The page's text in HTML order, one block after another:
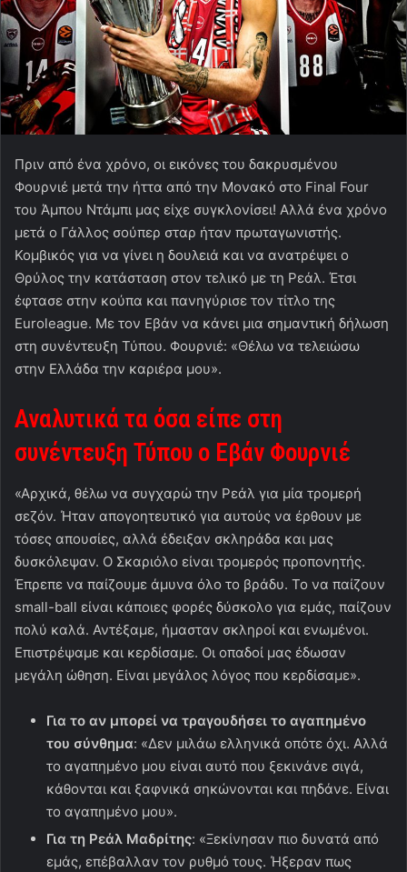
Πριν από ένα χρόνο, οι εικόνες του δακρυσμένου
Φουρνιέ μετά την ήττα από την Μονακό στο Final Four
του Άμπου Ντάμπι μας είχε συγκλονίσει! Αλλά ένα χρόνο
μετά ο Γάλλος σούπερ σταρ ήταν πρωταγωνιστής.
Κομβικός για να γίνει η δουλειά και να ανατρέψει ο
Θρύλος την κατάσταση στον τελικό με τη Ρεάλ. Έτσι
έφτασε στην κούπα και πανηγύρισε τον τίτλο της
Euroleague. Με τον Εβάν να κάνει μια σημαντική δήλωση
στη συνέντευξη Τύπου. Φουρνιέ: «Θέλω να τελειώσω
στην Ελλάδα την καριέρα μου».
Αναλυτικά τα όσα είπε στη
συνέντευξη Τύπου ο Εβάν Φουρνιέ
«Αρχικά, θέλω να συγχαρώ την Ρεάλ για μία τρομερή
σεζόν. Ήταν απογοητευτικό για αυτούς να έρθουν με
τόσες απουσίες, αλλά έδειξαν σκληράδα και μας
δυσκόλεψαν. Ο Σκαριόλο είναι τρομερός προπονητής.
Έπρεπε να παίζουμε άμυνα όλο το βράδυ. Το να παίζουν
small-ball είναι κάποιες φορές δύσκολο για εμάς, παίζουν
πολύ καλά. Αντέξαμε, ήμασταν σκληροί και ενωμένοι.
Επιστρέψαμε και κερδίσαμε. Οι οπαδοί μας έδωσαν
μεγάλη ώθηση. Είναι μεγάλος λόγος που κερδίσαμε».
Για το αν μπορεί να τραγουδήσει το αγαπημένο
του σύνθημα: «Δεν μιλάω ελληνικά οπότε όχι. Αλλά
το αγαπημένο μου είναι αυτό που ξεκινάνε σιγά,
κάθονται και ξαφνικά σηκώνονται και πηδάνε. Είναι
το αγαπημένο μου».
Για τη Ρεάλ Μαδρίτης: «Ξεκίνησαν πιο δυνατά από
εμάς, επέβαλλαν τον ρυθμό τους. Ήξεραν πως